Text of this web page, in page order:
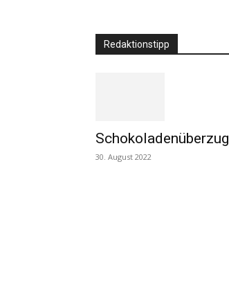
Redaktionstipp
Schokoladenüberzug
30. August 2022